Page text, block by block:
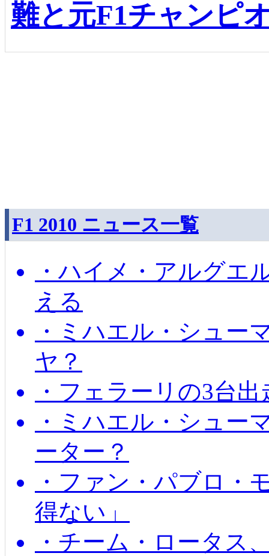
難と元F1チャンピ
F1 2010 ニュース一覧
・ハイメ・アルグエ
える
・ミハエル・シュー
ヤ？
・フェラーリの3台
・ミハエル・シュー
ーター？
・ファン・パブロ・
得ない」
・チーム・ロータス